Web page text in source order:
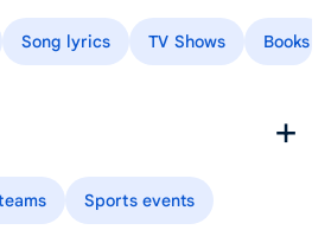
Song lyrics TV Shows Books
Sports events